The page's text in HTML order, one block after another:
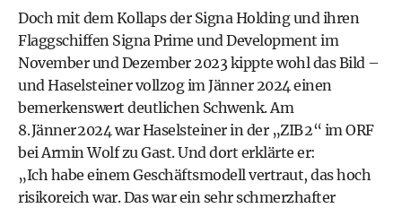
Doch mit dem Kollaps der Signa Holding und ihren
Flaggschiffen Signa Prime und Development im
November und Dezember 2023 kippte wohl das Bild –
und Haselsteiner vollzog im Jänner 2024 einen
bemerkenswert deutlichen Schwenk. Am
8. Jänner 2024 war Haselsteiner in der „ZIB 2“ im ORF
bei Armin Wolf zu Gast. Und dort erklärte er:
„Ich habe einem Geschäftsmodell vertraut, das hoch
risikoreich war. Das war ein sehr schmerzhafter